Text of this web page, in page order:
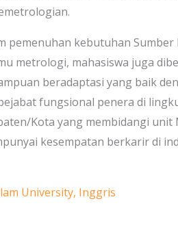
pemenuhan kebutuhan Sumber
metrologi, mahasiswa juga
beradaptasi yang baik
fungsional penera di
Kota yang membidangi
kesempatan berkarir di
University, Inggris